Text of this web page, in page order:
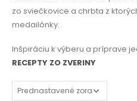
zo sviečkovice a chrbta z
medailónky.
Inšpiráciu k výberu a príprave
RECEPTY ZO ZVERINY